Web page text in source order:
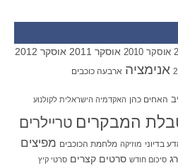
אוסקר 2010 אוסקר 2011 אוסקר 2012
אנימציה ארבעה כוכבים
האחים כהן האקדמיה הישראלית לקולנוע
המבקרים טריילרים
בדיוני מוזיקה מלחמת הכוכבים מפיצים
סיכום חודש סרטים קצרים סרטי קיץ